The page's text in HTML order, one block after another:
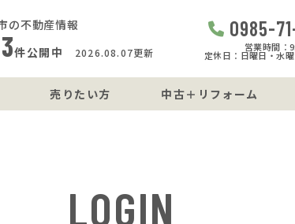
の不動産情報
件公開中 2026.08.07更新
0985-
営業時間：
定休日：日曜日・水
売りたい方 中古＋リフォーム
LOGIN